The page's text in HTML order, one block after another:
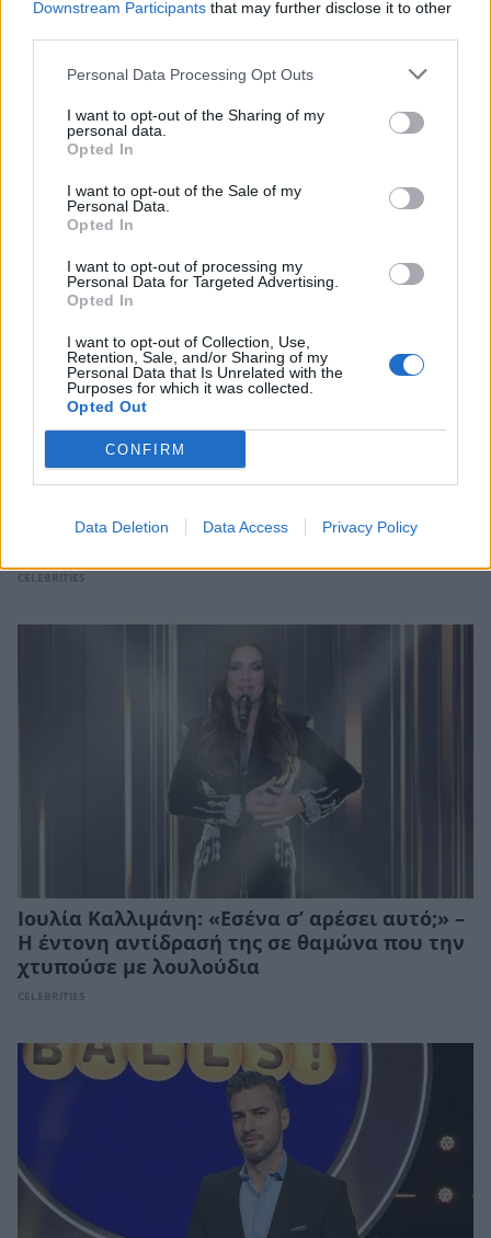
Downstream Participants that may further disclose it to other
Personal Data Processing Opt Outs
I want to opt-out of the Sharing of my
personal data.
Opted In
I want to opt-out of the Sale of my
Personal Data.
Opted In
I want to opt-out of processing my
Personal Data for Targeted Advertising.
Opted In
I want to opt-out of Collection, Use,
Retention, Sale, and/or Sharing of my
Personal Data that Is Unrelated with the
Purposes for which it was collected.
Opted Out
CONFIRM
Data Deletion Data Access Privacy Policy
Ιωάννα Τούνη: Το αδημοσίευτο στιγμιότυπο
που μοιράστηκε από την Ίμπιζα με τον
Δημήτρη Σπυριδωνίδη
CELEBRITIES
στην Κεφαλονιά – Οι οικογενειακές στιγμές
CELEBRITIES
Ιουλία Καλλιμάνη: «Εσένα σ’ αρέσει αυτό;» –
Η έντονη αντίδρασή της σε θαμώνα που την
χτυπούσε με λουλούδια
CELEBRITIES